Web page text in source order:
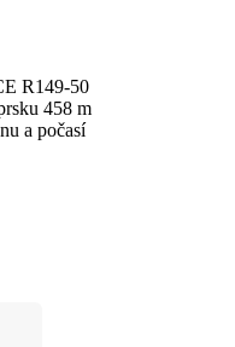
R149-50
458 m
a počasí